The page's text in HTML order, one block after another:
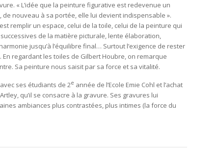
« L’idée que la peinture figurative est redevenue un
nouveau à sa portée, elle lui devient indispensable ».
remplir un espace, celui de la toile, celui de la peinture qui
de la matière picturale, lente élaboration,
jusqu’à l’équilibre final… Surtout l’exigence de rester
regardant les toiles de Gilbert Houbre, on remarque
Sa peinture nous saisit par sa force et sa vitalité.
ses étudiants de 2e année de l’Ecole Emie Cohl et l’achat
qu’il se consacre à la gravure. Ses gravures lui
ambiances plus contrastées, plus intimes (la force du